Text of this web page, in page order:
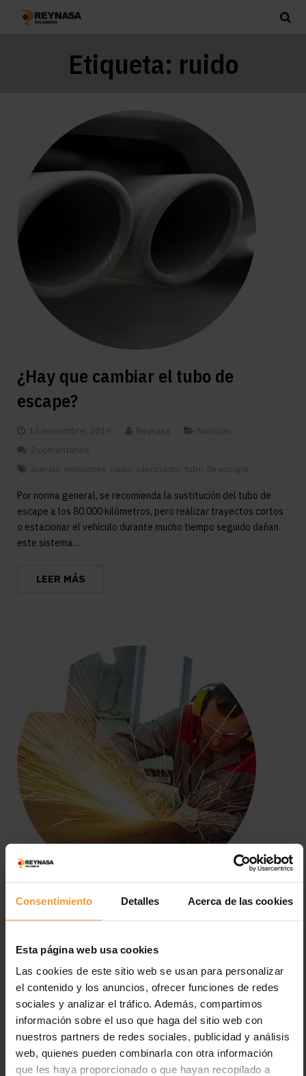
Consentimiento Detalles Acerca de las cookies
Esta página web usa cookies
Las cookies de este sitio web se usan para personalizar
el contenido y los anuncios, ofrecer funciones de redes
sociales y analizar el tráfico. Además, compartimos
información sobre el uso que haga del sitio web con
nuestros partners de redes sociales, publicidad y análisis
web, quienes pueden combinarla con otra información
que les haya proporcionado o que hayan recopilado a
Etiqueta: ruido
¿Hay que cambiar el tubo de
escape?
15 noviembre, 2019 Reynasa
Noticias
2 comentarios
averías
emisiones ruido silenciador tubo de escape
Por norma general, se recomienda la sustitución del tubo de
escape a los 80.000 kilómetros, pero realizar trayectos cortos
o estacionar el vehículo durante mucho tiempo seguido dañan
este sistema…
LEER MÁS
Protección auditiva en el taller, una
11 septiembre, 2019 Reynasa
1 comentario
orejeras protección,ruido,taller
Es obligatorio utilizar protecciones auditivas cuando el ruido
continuo supera los 85 dBA o hay picos intermitentes de más de
137 dBA La prevención de riesgos laborales es imprescindible
en…